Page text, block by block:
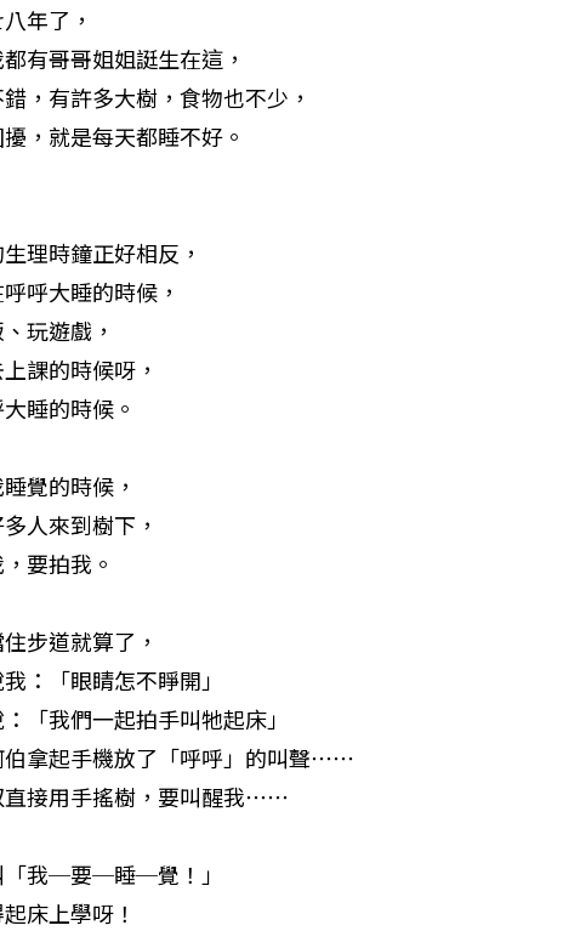
年了，
有哥哥姐姐誔生在這，
，有許多大樹，食物也不少，
，就是每天都睡不好。
理時鐘正好相反，
呼大睡的時候，
玩遊戲，
課的時候呀，
睡的時候。
覺的時候，
人來到樹下，
要拍我。
步道就算了，
：「眼睛怎不睜開」
「我們一起拍手叫牠起床」
伯拿起手機放了「呼呼」的叫聲⋯⋯
直接用手搖樹，要叫醒我⋯⋯
「我─要─睡─覺！」
床上學呀！